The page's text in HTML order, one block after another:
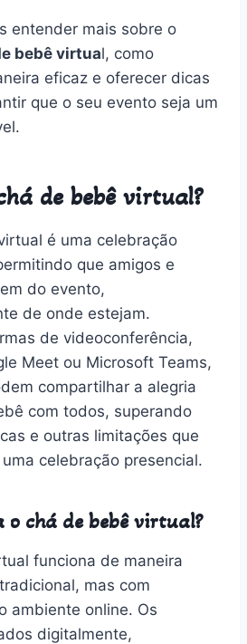
entender mais sobre o
bebê virtual, como
eficaz e oferecer dicas
que o seu evento seja um
de bebê virtual?
é uma celebração
que amigos e
do evento,
de onde estejam.
de videoconferência,
Meet ou Microsoft Teams,
compartilhar a alegria
com todos, superando
e outras limitações que
celebração presencial.
o chá de bebê virtual?
funciona de maneira
mas com
ambiente online. Os
digitalmente,